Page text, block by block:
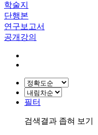
학술지
단행본
연구보고서
공개강의
필터
검색결과 좁혀 보기